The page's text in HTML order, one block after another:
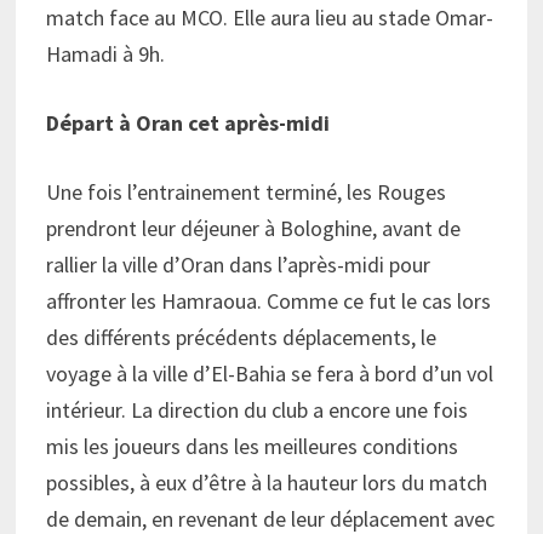
match face au MCO. Elle aura lieu au stade Omar-
Hamadi à 9h.
Départ à Oran cet après-midi
Une fois l’entrainement terminé, les Rouges
prendront leur déjeuner à Bologhine, avant de
rallier la ville d’Oran dans l’après-midi pour
affronter les Hamraoua. Comme ce fut le cas lors
des différents précédents déplacements, le
voyage à la ville d’El-Bahia se fera à bord d’un vol
intérieur. La direction du club a encore une fois
mis les joueurs dans les meilleures conditions
possibles, à eux d’être à la hauteur lors du match
de demain, en revenant de leur déplacement avec